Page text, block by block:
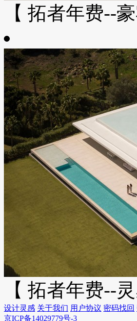
【 拓者年费--
【 拓者年费--
设计灵感 关于我们 用户协议 密码找回
京ICP备14029779号-3